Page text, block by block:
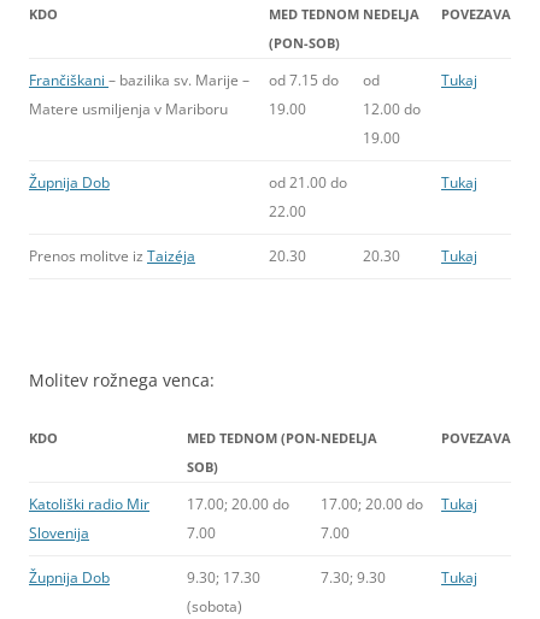
KDO
MED TEDNOM
(PON-SOB)
NEDELJA POVEZAVA
Frančiškani – bazilika sv. Marije –
Matere usmiljenja v Mariboru
od 7.15 do
19.00
od
12.00 do
19.00
Tukaj
Župnija Dob
od 21.00 do
22.00
Tukaj
Prenos molitve iz Taizéja 20.30 20.30 Tukaj
Molitev rožnega venca:
KDO
MED TEDNOM (PON-
SOB)
NEDELJA POVEZAVA
Katoliški radio Mir
Slovenija
17.00; 20.00 do
7.00
17.00; 20.00 do
7.00
Tukaj
Župnija Dob
9.30; 17.30
(sobota)
7.30; 9.30 Tukaj